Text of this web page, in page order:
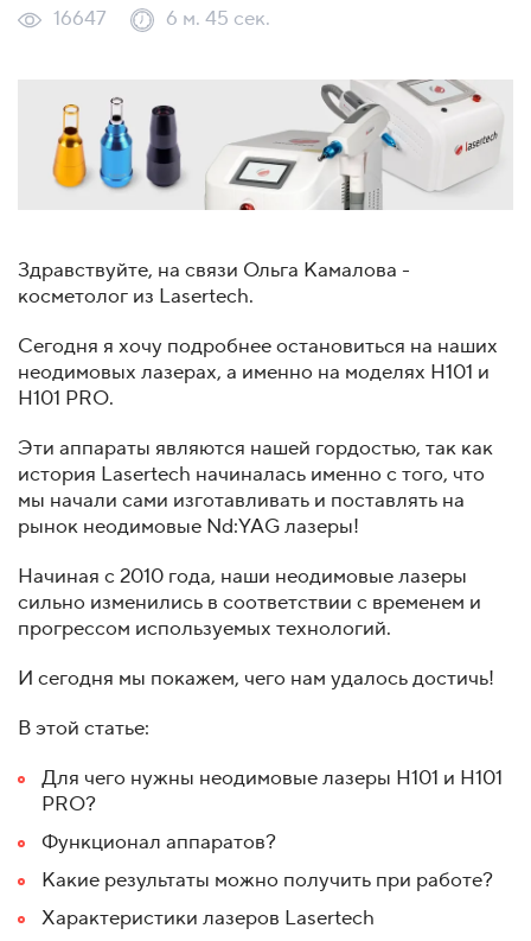
16647 6 м. 45 сек.
Здравствуйте, на связи Ольга Камалова -
косметолог из Lasertech.
Сегодня я хочу подробнее остановиться на наших
неодимовых лазерах, а именно на моделях H101 и
H101 PRO.
Эти аппараты являются нашей гордостью, так как
история Lasertech начиналась именно с того, что
мы начали сами изготавливать и поставлять на
рынок неодимовые Nd:YAGлазеры!
Начиная с 2010 года, наши неодимовые лазеры
сильно изменились в соответствии с временем и
прогрессом используемых технологий.
И сегодня мы покажем, чего нам удалось достичь!
В этой статье:
Для чего нужны неодимовые лазеры H101 и H101
PRO?
Функционал аппаратов?
Какие результаты можно получить при работе?
Характеристики лазеров Lasertech